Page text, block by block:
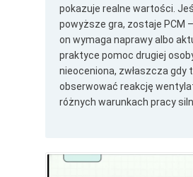
pokazuje realne wartości.
powyższe gra, zostaje PCM
on wymaga naprawy albo
praktyce pomoc drugiej
nieoceniona, zwłaszcza gdy
obserwować reakcję
różnych warunkach pracy